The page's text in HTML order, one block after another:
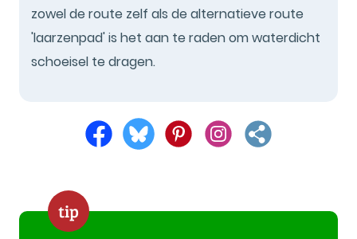
zowel de route zelf als de alternatieve route
'laarzenpad' is het aan te raden om waterdicht
schoeisel te dragen.
tip